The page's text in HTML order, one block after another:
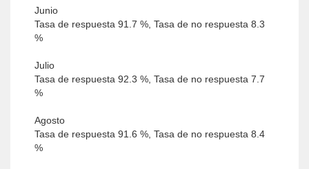
Junio
Tasa de respuesta 91.7 %, Tasa de no respuesta 8.3
%
Julio
Tasa de respuesta 92.3 %, Tasa de no respuesta 7.7
%
Agosto
Tasa de respuesta 91.6 %, Tasa de no respuesta 8.4
%